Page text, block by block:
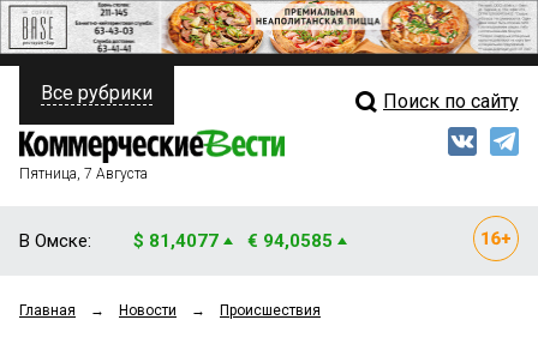
ПОЛИТИКА
ФИНАНСЫ
ОБЩЕСТВО
Свежий выпуск
Мнения
Все рубрики Поиск по сайту
Пятница, 7 Августа
В Омске: $ 81,4077 € 94,0585
Главная → Новости → Происшествия